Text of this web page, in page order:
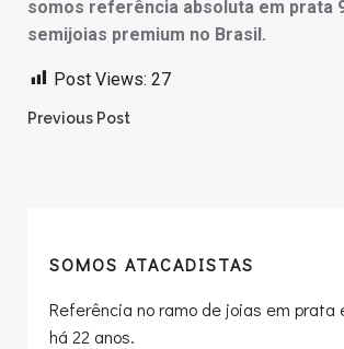
somos referência absoluta em prata
semijoias premium no Brasil.
Post Views: 27
Post
Previous Post
SOMOS ATACADISTAS
Referência no ramo de joias em prata
há 22 anos.